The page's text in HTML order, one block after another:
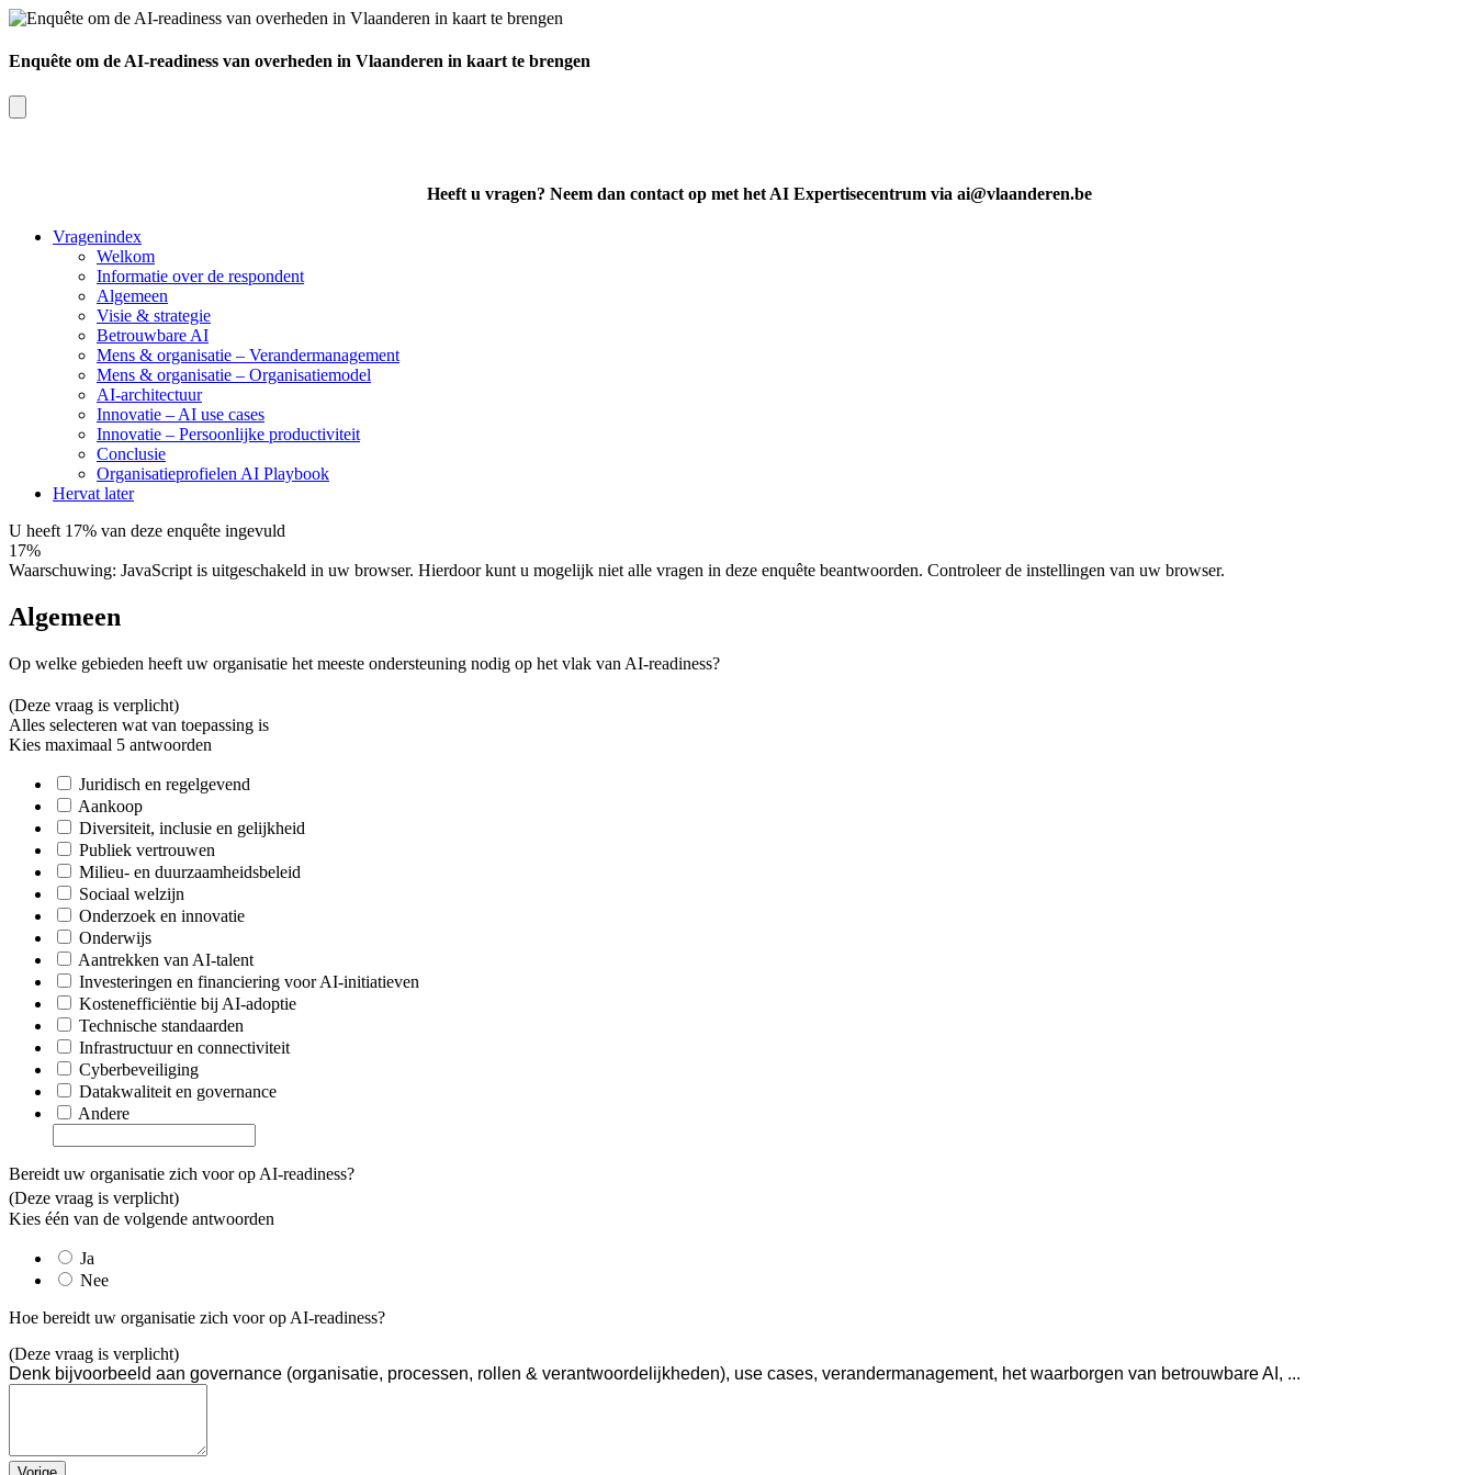
Enquête om de AI-readiness van overheden in Vlaanderen in kaart te brengen
Heeft u vragen? Neem dan contact op met het AI Expertisecentrum via ai@vlaanderen.be
Vragenindex
Welkom
Informatie over de respondent
Algemeen
Visie & strategie
Betrouwbare AI
Mens & organisatie – Verandermanagement
Mens & organisatie – Organisatiemodel
AI-architectuur
Innovatie – AI use cases
Innovatie – Persoonlijke productiviteit
Conclusie
Organisatieprofielen AI Playbook
Hervat later
U heeft 17% van deze enquête ingevuld
17%
Waarschuwing: JavaScript is uitgeschakeld in uw browser. Hierdoor kunt u mogelijk niet alle vragen in deze enquête beantwoorden. Controleer de instellingen van uw browser.
Algemeen
Op welke gebieden heeft uw organisatie het meeste ondersteuning nodig op het vlak van AI-readiness?
(Deze vraag is verplicht)
Alles selecteren wat van toepassing is
Kies maximaal 5 antwoorden
Juridisch en regelgevend
Aankoop
Diversiteit, inclusie en gelijkheid
Publiek vertrouwen
Milieu- en duurzaamheidsbeleid
Sociaal welzijn
Onderzoek en innovatie
Onderwijs
Aantrekken van AI-talent
Investeringen en financiering voor AI-initiatieven
Kostenefficiëntie bij AI-adoptie
Technische standaarden
Infrastructuur en connectiviteit
Cyberbeveiliging
Datakwaliteit en governance
Andere
Bereidt uw organisatie zich voor op AI-readiness?
(Deze vraag is verplicht)
Kies één van de volgende antwoorden
Ja
Nee
Hoe bereidt uw organisatie zich voor op AI-readiness?
(Deze vraag is verplicht)
Denk bijvoorbeeld aan governance (organisatie, processen, rollen & verantwoordelijkheden), use cases, verandermanagement, het waarborgen van betrouwbare AI, ...